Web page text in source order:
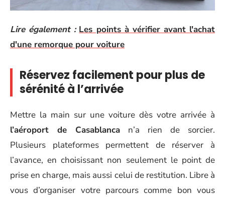
Lire également : Les points à vérifier avant l'achat
d'une remorque pour voiture
Réservez facilement pour plus de
sérénité à l’arrivée
Mettre la main sur une voiture dès votre arrivée à
l’aéroport de Casablanca n’a rien de sorcier.
Plusieurs plateformes permettent de réserver à
l’avance, en choisissant non seulement le point de
prise en charge, mais aussi celui de restitution. Libre à
vous d’organiser votre parcours comme bon vous